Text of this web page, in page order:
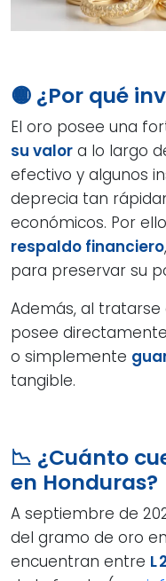
🟡 ¿Por qué
El oro posee una
su valor a lo largo
efectivo y algunos
deprecia tan
económicos. Por
respaldo financiero
para preservar su
Además, al tratarse
posee
o simplemente
tangible.
📉 ¿Cuánto
en Honduras?
A septiembre de
del gramo de oro
encuentran entre L